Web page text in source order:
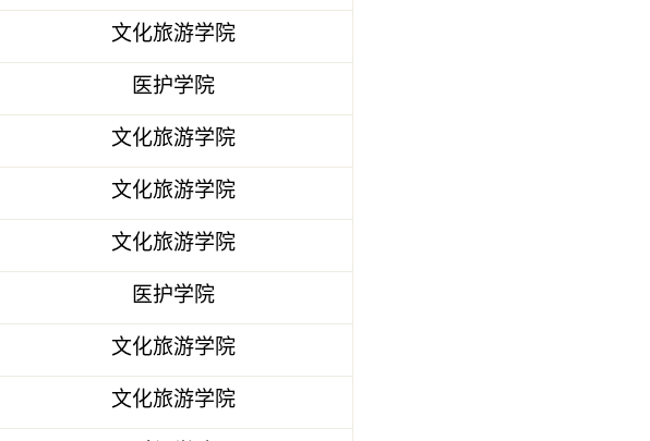
文化旅游学院
医护学院
文化旅游学院
文化旅游学院
文化旅游学院
医护学院
文化旅游学院
文化旅游学院